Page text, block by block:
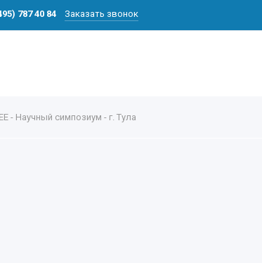
787 40 84 Заказать звонок
Научный симпозиум - г. Тула